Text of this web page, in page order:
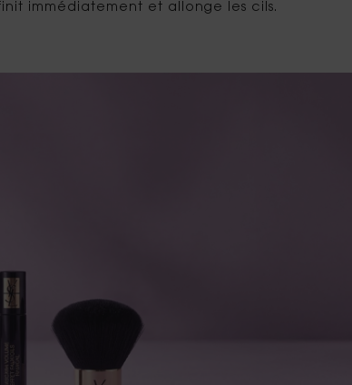
immédiatement et allonge les cils.